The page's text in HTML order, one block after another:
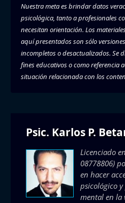
Nuestra meta es brindar datos
psicológica, tanto a profesionales
necesitan orientación. Los
aquí presentados son sólo
incompletos o desactualizados. Se
fines educativos o como referencia
situación relacionada con los
Psic. Karlos P.
Licenciado
08778806)
en hacer
psicológico
mental en la